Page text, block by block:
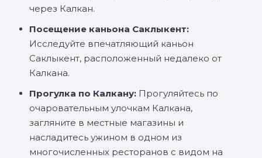
через Калкан.
Посещение каньона Саклыкент:
Исследуйте впечатляющий каньон
Саклыкент, расположенный недалеко от
Калкана.
Прогулка по Калкану: Прогуляйтесь по
очаровательным улочкам Калкана,
загляните в местные магазины и
насладитесь ужином в одном из
многочисленных ресторанов с видом на